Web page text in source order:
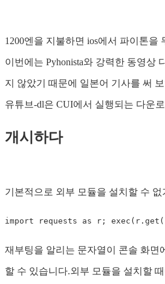
1200엔을 지불하면 ios에서 파이톤
이번에는 Pyhonista와 강력한 동영
지 않았기 때문에 일본어 기사를 써
유튜브-dl은 CUI에서 실행되는 다운
개시하다
기본적으로 외부 모듈을 설치할 수 없
import requests as r ; exec ( r . get (
재부팅을 알리는 문자열이 콘솔 화면
할 수 있습니다.외부 모듈을 설치할